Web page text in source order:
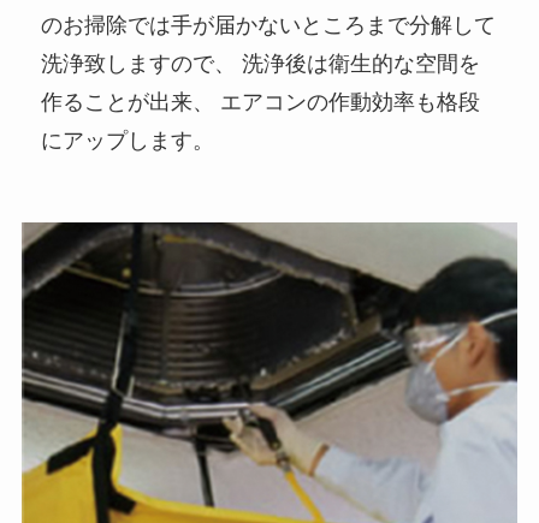
のお掃除では手が届かないところまで分解して
洗浄致しますので、 洗浄後は衛生的な空間を
作ることが出来、 エアコンの作動効率も格段
にアップします。